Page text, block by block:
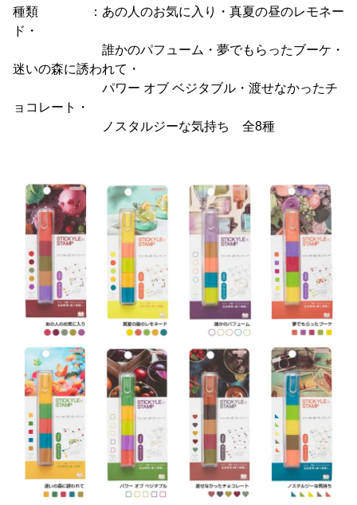
種類 ：あの人のお気に入り・真夏の昼のレモネー
ド・
誰かのパフューム・夢でもらったブーケ・
迷いの森に誘われて・
パワー オブ ベジタブル・渡せなかったチ
ョコレート・
ノスタルジーな気持ち 全8種